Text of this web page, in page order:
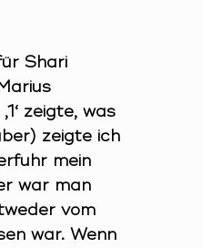
Shari
zeigte, was
zeigte ich
mein
war man
vom
war. Wenn